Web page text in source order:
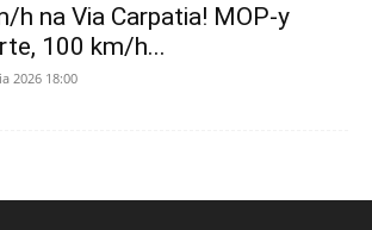
h na Via Carpatia! MOP-y
100 km/h...
2026 18:00